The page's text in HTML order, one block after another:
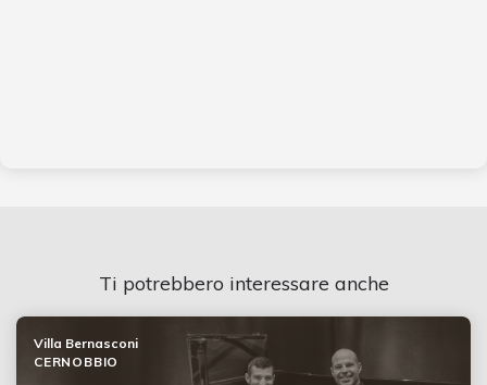
Ti potrebbero interessare anche
Villa Bernasconi
CERNOBBIO